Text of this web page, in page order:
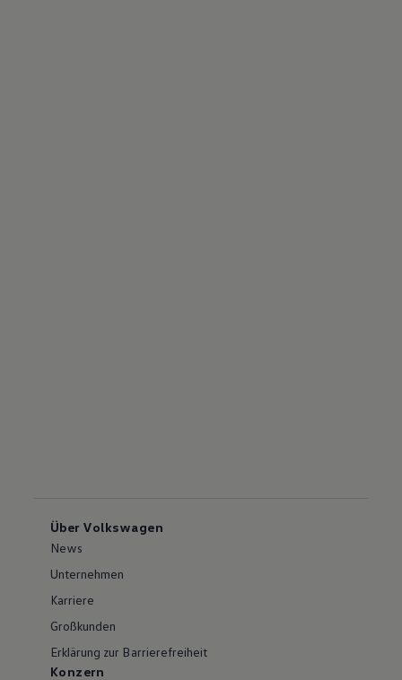
Über Volkswagen
News
Unternehmen
Karriere
Großkunden
Erklärung zur Barrierefreiheit
Konzern